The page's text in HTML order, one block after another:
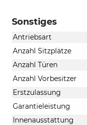
Sonstiges
Antriebsart
Anzahl Sitzplätze
Anzahl Türen
Anzahl Vorbesitzer
Erstzulassung
Garantieleistung
Innenausstattung